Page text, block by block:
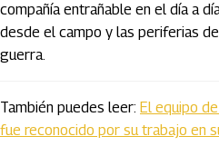
compañía entrañable en el día a
desde el campo y las periferias
guerra.
También puedes leer: El equipo
fue reconocido por su trabajo en